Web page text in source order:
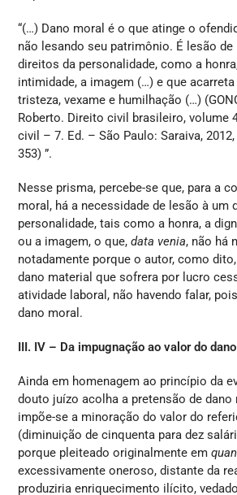
“(…) Dano moral é o que atinge o
não lesando seu patrimônio. É lesão
direitos da personalidade, como a
intimidade, a imagem (…) e que
tristeza, vexame e humilhação (…)
Roberto. Direito civil brasileiro, volume
civil – 7. Ed. – São Paulo: Saraiva,
353) ”.
Nesse prisma, percebe-se que, para a
moral, há a necessidade de lesão à um
personalidade, tais como a honra, a
ou a imagem, o que,data venia, não há
notadamente porque o autor, como
dano material que sofrera por lucro
atividade laboral, não havendo falar,
dano moral.
III. IV – Da impugnação ao valor do
Ainda em homenagem ao princípio da
douto juízo acolha a pretensão de dano
impõe-se a minoração do valor do
(diminuição de cinquenta para dez
porque pleiteado originalmente em
excessivamente oneroso, distante da
produziria enriquecimento ilícito,